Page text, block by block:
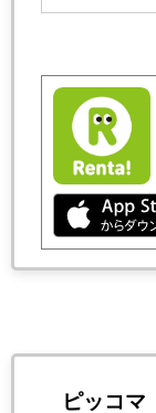
ピッコマ